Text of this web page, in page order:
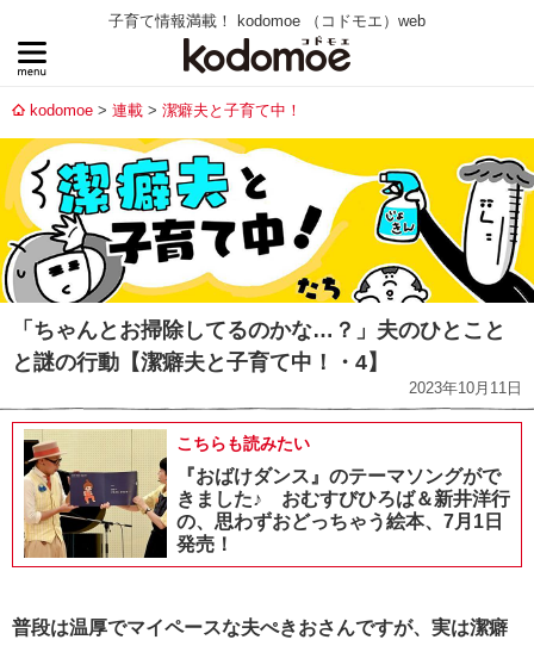
子育て情報満載！ kodomoe （コドモエ）web
kodomoe 連載 潔癖夫と子育て中！
「ちゃんとお掃除してるのかな…？」夫のひとこと
と謎の行動【潔癖夫と子育て中！・4】
2023年10月11日
こちらも読みたい
『おばけダンス』のテーマソングがで
きました♪ おむすびひろば＆新井洋行
の、思わずおどっちゃう絵本、7月1日
発売！
普段は温厚でマイペースな夫ぺきおさんですが、実は潔癖